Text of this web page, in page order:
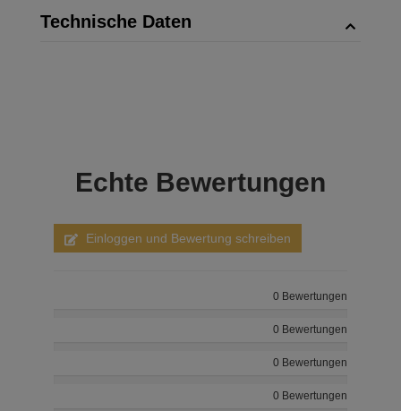
Technische Daten
Echte Bewertungen
Einloggen und Bewertung schreiben
0 Bewertungen
0 Bewertungen
0 Bewertungen
0 Bewertungen